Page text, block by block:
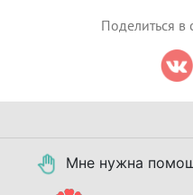
Поделиться в
Мне нужна